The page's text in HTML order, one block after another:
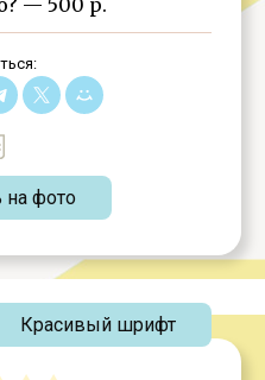
— 500 р.
на фото
Красивый шрифт